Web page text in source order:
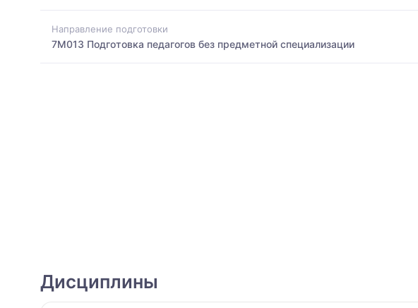
Направление подготовки
7M013 Подготовка педагогов без предметной специализации
Дисциплины